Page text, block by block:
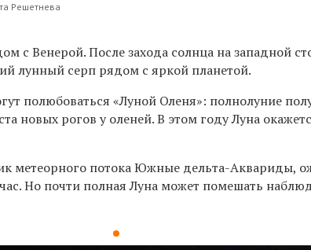
Решетнева
с Венерой. После захода солнца на западной
лунный серп рядом с яркой планетой.
полюбоваться «Луной Оленя»: полнолуние
новых рогов у оленей. В этом году Луна
метеорного потока Южные дельта-Аквариды,
Но почти полная Луна может помешать